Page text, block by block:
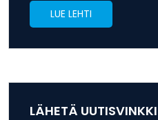
LUE LEHTI
LÄHETÄ UUTISVINKKI